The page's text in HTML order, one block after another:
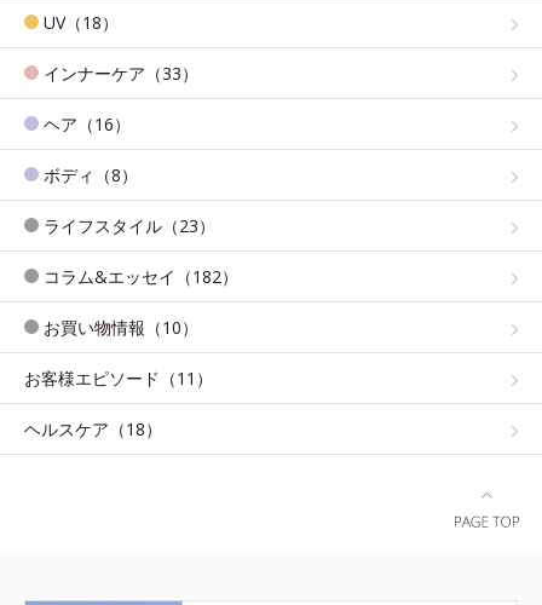
UV（18）
インナーケア（33）
ヘア（16）
ボディ（8）
ライフスタイル（23）
コラム&エッセイ（182）
お買い物情報（10）
お客様エピソード（11）
ヘルスケア（18）